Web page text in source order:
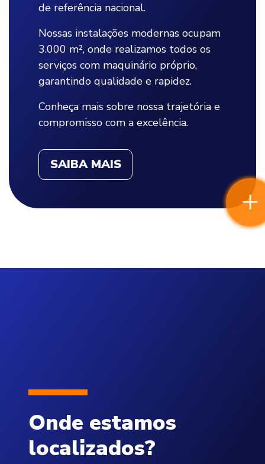
de referência nacional.
Nossas instalações modernas ocupam
3.000 m², onde realizamos todos os
serviços com maquinário próprio,
garantindo qualidade e rapidez.
Conheça mais sobre nossa trajetória e
compromisso com a excelência.
SAIBA MAIS
Onde estamos
localizados?